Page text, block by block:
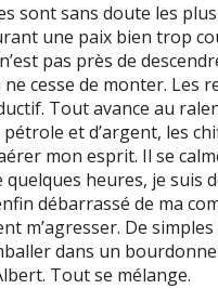
sont sans doute les
une paix bien trop
pas près de
cesse de monter. Les
Tout avance au
et d’argent, les
mon esprit. Il se
heures, je suis
débarrassé de ma
m’agresser. De
dans un
Tout se mélange.